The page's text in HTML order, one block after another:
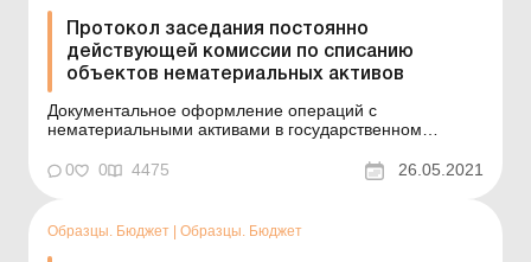
Протокол заседания постоянно
действующей комиссии по списанию
объектов нематериальных активов
Документальное оформление операций с
нематериальными активами в государственном
ЗАТВЕРДЖУЮ: Ректор Одеського національного
0 0 4475 26.05.2021
Образцы. Бюджет | Образцы. Бюджет